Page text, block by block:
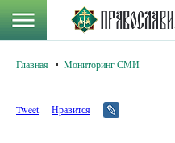
Главная Мониторинг СМИ
Tweet Нравится